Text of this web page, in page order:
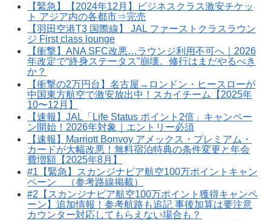
【緊急】【2024年12月】ビジネスクラス激安チケッ
ト アジア内の各都市⇒完売
【羽田空港T3 国際線】 JAL ファーストクラスラウン
ジ First class lounge
【衝撃】ANA SFC改悪…ラウンジ利用不可へ｜2026
年改定で“終身ステータス”崩壊。修行はまだやるべき
か？
【衝撃の2万円台】名古屋→ロンドン・ヒースローが
中国東方航空で激安放出中！スカイチーム【2025年
10〜12月】
【速報】JAL「Life Status ポイント2倍」キャンペー
ン開始！2026年対象｜エントリー必須
【速報】Marriott Bonvoy アメックス・プレミアム・
カードが大幅改悪！無料宿泊特典の条件変更と年会
費増額【2025年8月】
#1【緊急】スカンジナビア航空100万ポイントキャン
ペーン （参考路線掲載）
#2【スカンジナビア航空100万ポイント獲得キャンペ
ーン】追加情報！参考航路も追記 事後加算は要注意
カウンター対応してもらえない場合も？